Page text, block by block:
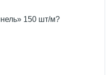
150 шт/м?